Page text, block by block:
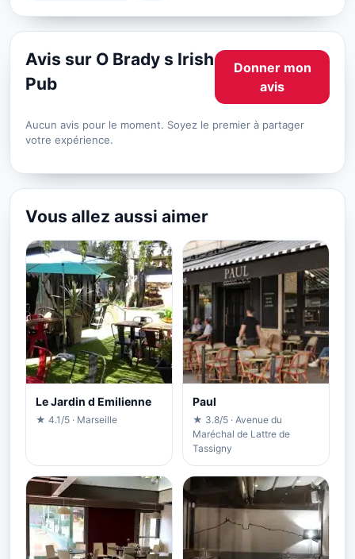
Avis sur O Brady s Irish
Pub
Donner mon
avis
Aucun avis pour le moment. Soyez le premier à partager
votre expérience.
Vous allez aussi aimer
Le Jardin d Emilienne
★ 4.1/5 · Marseille
Paul
★ 3.8/5 · Avenue du
Maréchal de Lattre de
Tassigny